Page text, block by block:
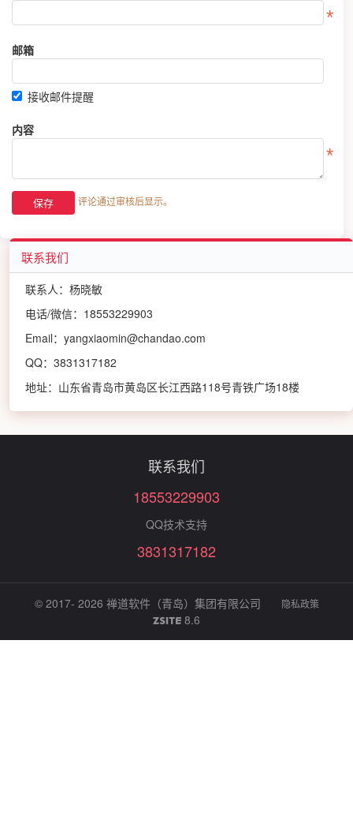
邮箱
接收邮件提醒
内容
评论通过审核后显示。
联系我们
联系人：杨晓敏
电话/微信：18553229903
Email：yangxiaomin@chandao.com
QQ：3831317182
地址：山东省青岛市黄岛区长江西路118号青铁广场18楼
联系我们
18553229903
QQ技术支持
3831317182
© 2017- 2026 禅道软件（青岛）集团有限公司 隐私政策
8.6